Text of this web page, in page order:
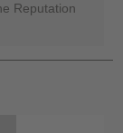
Reputation